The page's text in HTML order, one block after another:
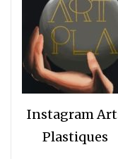
Instagram
Plastiques